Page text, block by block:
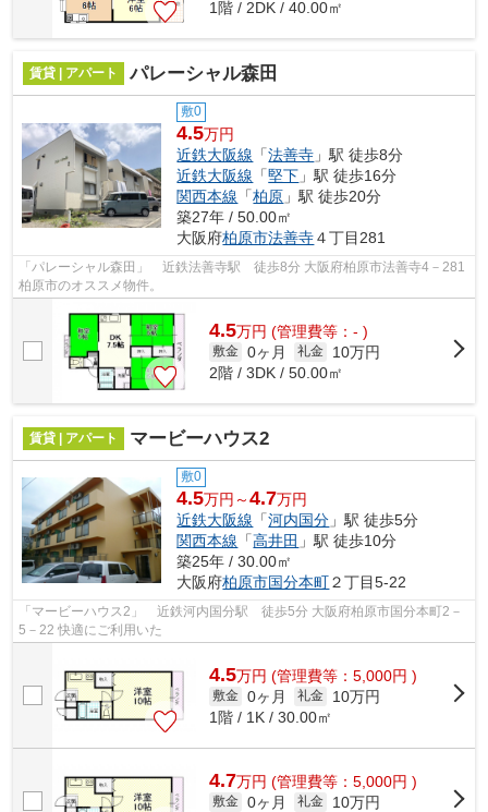
1階 / 2DK / 40.00㎡
賃貸 | アパート パレーシャル森田
敷0
4.5万円
近鉄大阪線 「法善寺 」駅 徒歩8分
近鉄大阪線 「堅下 」駅 徒歩16分
関西本線 「柏原 」駅 徒歩20分
築27年 / 50.00㎡
大阪府柏原市法善寺４丁目281
「パレーシャル森田」 近鉄法善寺駅 徒歩8分 大阪府柏原市法善寺4－281
柏原市のオススメ物件。
4.5万円 (管理費等：- )
敷金 0ヶ月 礼金
10万円
2階 / 3DK / 50.00㎡
賃貸 | アパート マービーハウス2
敷0
4.5万円～4.7万円
近鉄大阪線 「河内国分 」駅 徒歩5分
関西本線 「高井田 」駅 徒歩10分
築25年 / 30.00㎡
大阪府柏原市国分本町２丁目5-22
「マービーハウス2」 近鉄河内国分駅 徒歩5分 大阪府柏原市国分本町2－
5－22 快適にご利用いた
4.5万円 (管理費等：5,000円 )
敷金 0ヶ月 礼金
10万円
1階 / 1K / 30.00㎡
4.7万円 (管理費等：5,000円 )
敷金 0ヶ月 礼金
10万円